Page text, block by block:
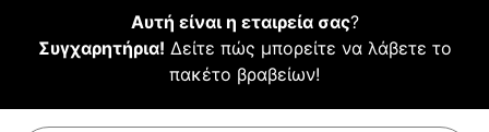
Αυτή είναι η εταιρεία σας?
Συγχαρητήρια! Δείτε πώς μπορείτε να λάβετε το
πακέτο βραβείων!